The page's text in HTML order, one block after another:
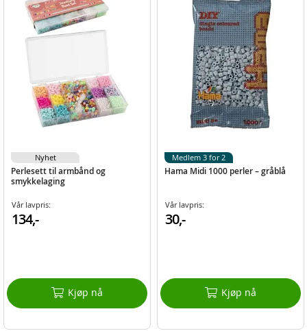
Perlesett til armbånd og
smykkelaging
Vår lavpris:
134,-
Kjøp nå
Nyhet
Hama Midi 1000 perler – gråblå
Vår lavpris:
30,-
Kjøp nå
Medlem 3 for 2